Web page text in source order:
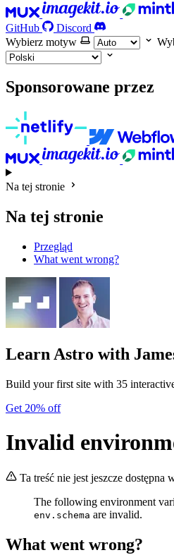
GitHub
Discord
Wybierz motyw
Sponsorowane przez
Na tej stronie
Na tej stronie
Przegląd
What went wrong?
Learn Astro with
Build your first site with 35
Get 20% off
Invalid
Ta treść nie jest jeszcze dostępna
The following environment
env.schema are invalid.
What went wrong?